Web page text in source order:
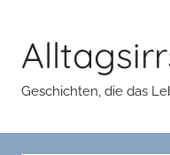
springen
Geschichten, die das